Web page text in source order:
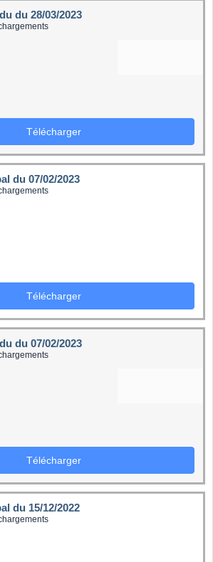
du 28/03/2023
Télécharger
du 07/02/2023
Télécharger
du 07/02/2023
Télécharger
du 15/12/2022